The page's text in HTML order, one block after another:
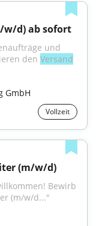
w/d) ab sofort
und
den Versand
GmbH
Vollzeit
(m/w/d)
Bewirb
(m/w/d..."